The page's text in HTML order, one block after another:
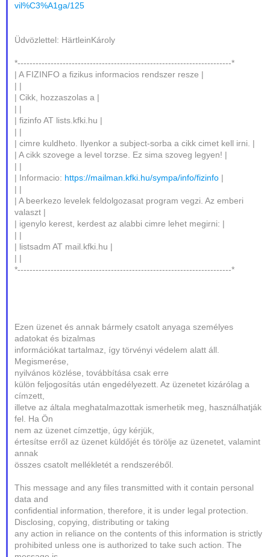
vil%C3%A1ga/125
Üdvözlettel: HärtleinKároly
*-----------------------------------------------------------------------*
| A FIZINFO a fizikus informacios rendszer resze |
| Cikk, hozzaszolas a |
| fizinfo AT lists.kfki.hu |
| cimre kuldheto. Ilyenkor a subject-sorba a cikk cimet kell irni. |
| A cikk szovege a level torzse. Ez sima szoveg legyen! |
| Informacio: https://mailman.kfki.hu/sympa/info/fizinfo
| A beerkezo levelek feldolgozasat program vegzi. Az emberi
valaszt |
| igenylo kerest, kerdest az alabbi cimre lehet megirni: |
| listsadm AT mail.kfki.hu |
*-----------------------------------------------------------------------*
Ezen üzenet és annak bármely csatolt anyaga személyes
adatokat és bizalmas
információkat tartalmaz, így törvényi védelem alatt áll.
Megismerése,
nyilvános közlése, továbbítása csak erre
külön feljogosítás után engedélyezett. Az üzenetet kizárólag a
címzett,
illetve az általa meghatalmazottak ismerhetik meg, használhatják
fel. Ha Ön
nem az üzenet címzettje, úgy kérjük,
értesítse erről az üzenet küldőjét és törölje az üzenetet, valamint
annak
összes csatolt mellékletét a rendszeréből.
This message and any files transmitted with it contain personal
data and
confidential information, therefore, it is under legal protection.
Disclosing, copying, distributing or taking
any action in reliance on the contents of this information is strictly
prohibited unless one is authorized to take such action. The